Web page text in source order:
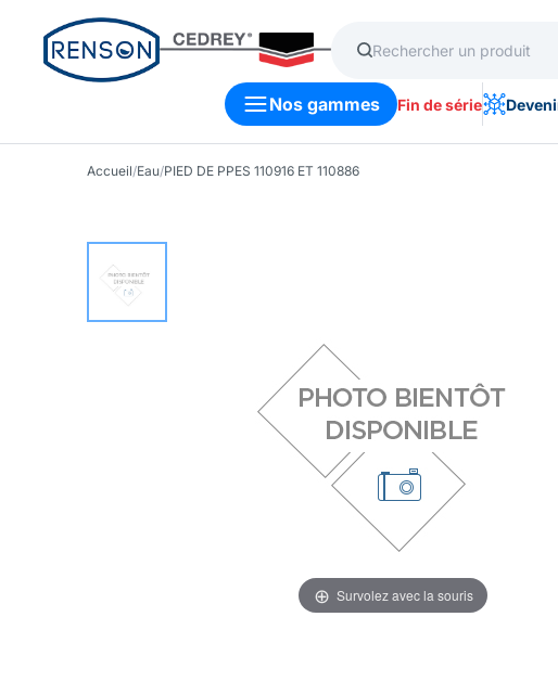
Nos gammes Fin de série
Accueil/Eau/PIED DE PPES 110916 ET 110886
Survolez avec la souris